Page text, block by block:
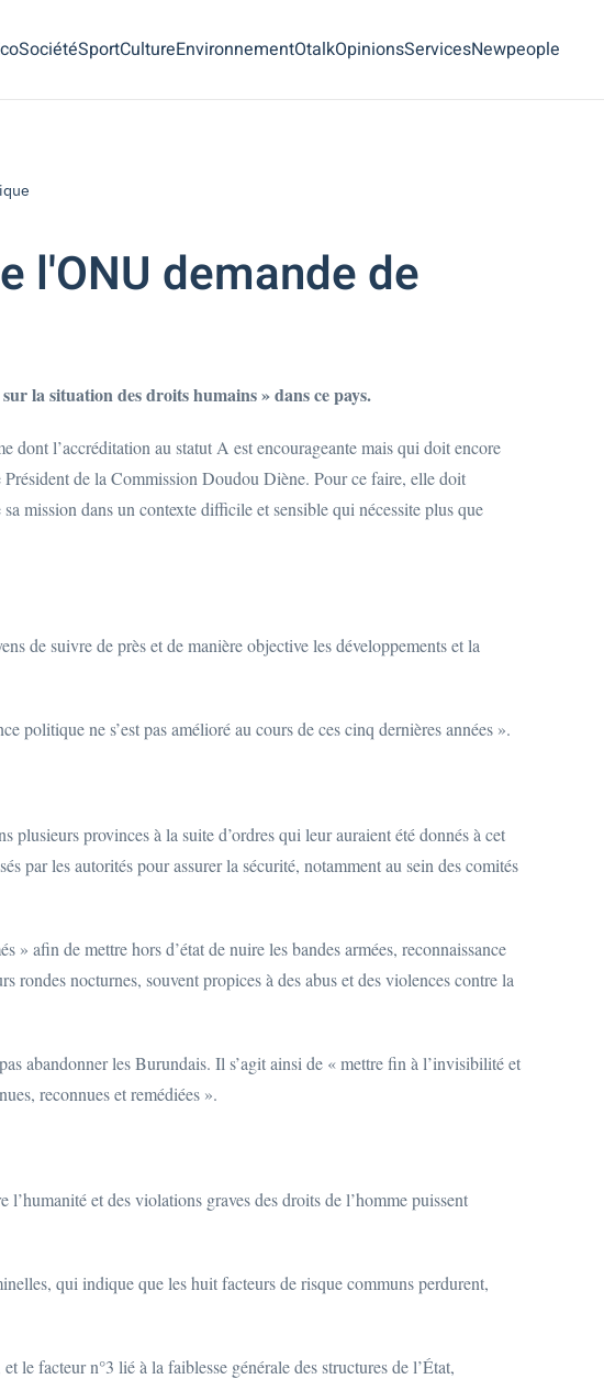
SociétéSportCultureEnvironnementOtalkOpinionsServicesNewpeople
l'ONU demande de
la situation des droits humains » dans ce pays.
dont l’accréditation au statut A est encourageante mais qui doit encore
de la Commission Doudou Diène. Pour ce faire, elle doit
mission dans un contexte difficile et sensible qui nécessite plus que
de suivre de près et de manière objective les développements et la
ne s’est pas amélioré au cours de ces cinq dernières années ».
provinces à la suite d’ordres qui leur auraient été donnés à cet
par les autorités pour assurer la sécurité, notamment au sein des comités
afin de mettre hors d’état de nuire les bandes armées, reconnaissance
nocturnes, souvent propices à des abus et des violences contre la
abandonner les Burundais. Il s’agit ainsi de « mettre fin à l’invisibilité et
reconnues et remédiées ».
et des violations graves des droits de l’homme puissent
qui indique que les huit facteurs de risque communs perdurent,
le facteur n°3 lié à la faiblesse générale des structures de l’État,